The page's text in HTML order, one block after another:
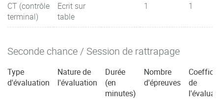
CT (contrôle
terminal)
Ecrit sur
table
1 1
Seconde chance / Session de rattrapage
Type
d'évaluation
Nature de
l'évaluation
Durée
(en
minutes)
Nombre
d'épreuves
de